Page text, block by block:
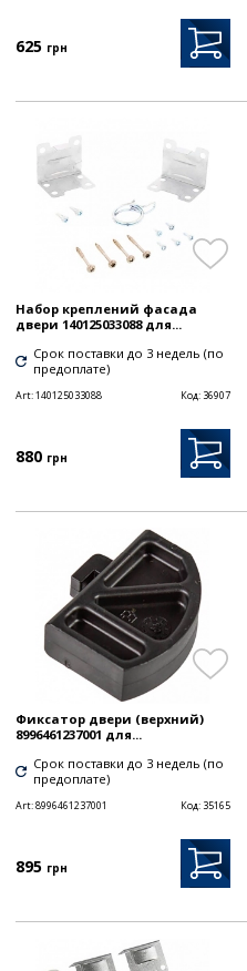
625 грн
Набор креплений фасада
двери 140125033088 для...
Срок поставки до 3 недель (по
предоплате)
Art:140125033088 Код: 36907
880 грн
Фиксатор двери (верхний)
8996461237001 для...
Срок поставки до 3 недель (по
предоплате)
Art:8996461237001 Код: 35165
895 грн